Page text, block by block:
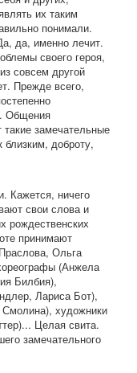
их таким
понимали.
да, именно лечит.
своего героя,
совсем другой
Прежде всего,
Общения
такие замечательные
близким, доброту,
ничего
свои слова и
рождественских
принимают
Ольга
(Анжела
Билбия),
Лариса Бот),
художники
Целая свита.
замечательного